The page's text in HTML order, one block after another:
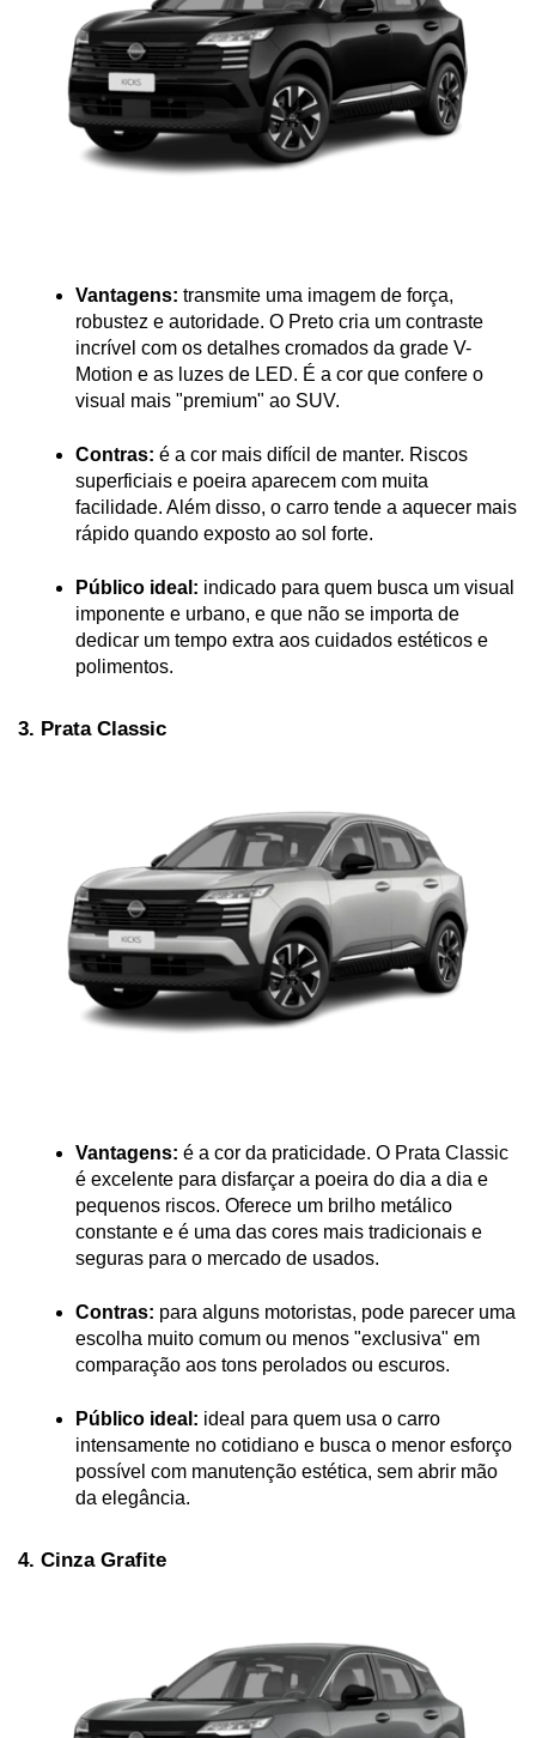
Vantagens: transmite uma imagem de força,
robustez e autoridade. O Preto cria um contraste
incrível com os detalhes cromados da grade V-
Motion e as luzes de LED. É a cor que confere o
visual mais "premium" ao SUV.
Contras: é a cor mais difícil de manter. Riscos
superficiais e poeira aparecem com muita
facilidade. Além disso, o carro tende a aquecer mais
rápido quando exposto ao sol forte.
Público ideal: indicado para quem busca um visual
imponente e urbano, e que não se importa de
dedicar um tempo extra aos cuidados estéticos e
polimentos.
3. Prata Classic
Vantagens: é a cor da praticidade. O Prata Classic
é excelente para disfarçar a poeira do dia a dia e
pequenos riscos. Oferece um brilho metálico
constante e é uma das cores mais tradicionais e
seguras para o mercado de usados.
Contras: para alguns motoristas, pode parecer uma
escolha muito comum ou menos "exclusiva" em
comparação aos tons perolados ou escuros.
Público ideal: ideal para quem usa o carro
intensamente no cotidiano e busca o menor esforço
possível com manutenção estética, sem abrir mão
da elegância.
4. Cinza Grafite